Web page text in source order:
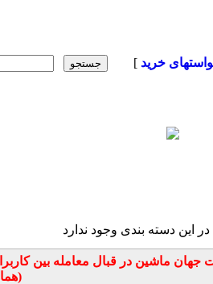
[
این دسته بندی وجود ندارد
هماهنگي مديريت سايت انجام شود باتشكر راحتي)